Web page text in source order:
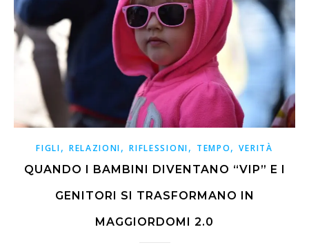
FIGLI, RELAZIONI,RIFLESSIONI, TEMPO,VERITÀ
QUANDO I BAMBINI DIVENTANO “VIP” E I
GENITORI SI TRASFORMANO IN
MAGGIORDOMI 2.0